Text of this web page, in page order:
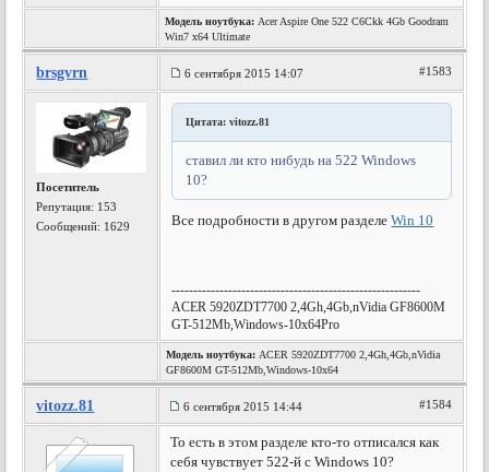
Модель ноутбука: Acer Aspire One 522 C6Ckk 4Gb Goodram
Win7 x64 Ultimate
brsgvrn 6 сентября 2015 14:07 #1583
Посетитель
Репутация: 153
Сообщений: 1629
Цитата: vitozz.81
ставил ли кто нибудь на 522 Windows
10?
Все подробности в другом разделеWin 10
---------------------------------------------------------
ACER 5920ZDT7700 2,4Gh,4Gb,nVidia GF8600M
GT-512Mb,Windows-10x64Pro
Модель ноутбука: ACER 5920ZDT7700 2,4Gh,4Gb,nVidia
GF8600M GT-512Mb,Windows-10x64
vitozz.81 6 сентября 2015 14:44 #1584
То есть в этом разделе кто-то отписался как
себя чувствует 522-й с Windows 10?